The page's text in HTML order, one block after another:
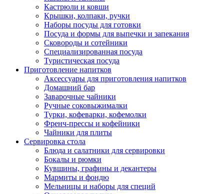
Кастрюли и ковши
Крышки, колпаки, ручки
Наборы посуды для готовки
Посуда и формы для выпечки и запекания
Сковороды и сотейники
Специализированная посуда
Туристическая посуда
Приготовление напитков
Аксессуары для приготовления напитков
Домашний бар
Заварочные чайники
Ручные соковыжималки
Турки, кофеварки, кофемолки
Френч-прессы и кофейники
Чайники для плиты
Сервировка стола
Блюда и салатники для сервировки
Бокалы и рюмки
Кувшины, графины и декантеры
Мармиты и фондю
Мельницы и наборы для специй